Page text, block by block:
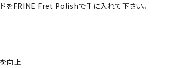
をFRINE Fret Polishで手に入れて下さい。
向上